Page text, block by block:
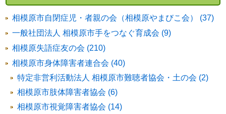
相模原市自閉症児・者親の会（相模原やまびこ会） (37)
一般社団法人 相模原市手をつなぐ育成会 (9)
相模原失語症友の会 (210)
相模原市身体障害者連合会 (40)
特定非営利活動法人 相模原市難聴者協会・土の会 (2)
相模原市肢体障害者協会 (6)
相模原市視覚障害者協会 (14)